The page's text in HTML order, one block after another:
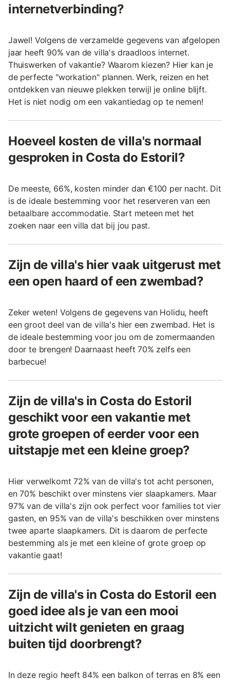
internetverbinding?
Jawel! Volgens de verzamelde gegevens van afgelopen
jaar heeft 90% van de villa's draadloos internet.
Thuiswerken of vakantie? Waarom kiezen? Hier kan je
de perfecte "workation" plannen. Werk, reizen en het
ontdekken van nieuwe plekken terwijl je online blijft.
Het is niet nodig om een vakantiedag op te nemen!
Hoeveel kosten de villa's normaal
gesproken in Costa do Estoril?
De meeste, 66%, kosten minder dan €100 per nacht. Dit
is de ideale bestemming voor het reserveren van een
betaalbare accommodatie. Start meteen met het
zoeken naar een villa dat bij jou past.
Zijn de villa's hier vaak uitgerust met
een open haard of een zwembad?
Zeker weten! Volgens de gegevens van Holidu, heeft
een groot deel van de villa's hier een zwembad. Het is
de ideale bestemming voor jou om de zomermaanden
door te brengen! Daarnaast heeft 70% zelfs een
barbecue!
Zijn de villa's in Costa do Estoril
geschikt voor een vakantie met
grote groepen of eerder voor een
uitstapje met een kleine groep?
Hier verwelkomt 72% van de villa's tot acht personen,
en 70% beschikt over minstens vier slaapkamers. Maar
97% van de villa's zijn ook perfect voor families tot vier
gasten, en 95% van de villa's beschikken over minstens
twee aparte slaapkamers. Dit is daarom de perfecte
bestemming als je met een kleine of grote groep op
vakantie gaat!
Zijn de villa's in Costa do Estoril een
goed idee als je van een mooi
uitzicht wilt genieten en graag
buiten tijd doorbrengt?
In deze regio heeft 84% een balkon of terras en 8% een